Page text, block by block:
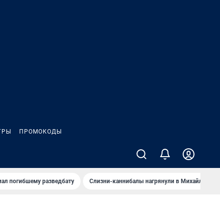
ПРОМОКОДЫ
погибшему разведбату Слизни-каннибалы нагрянули в Михайлов